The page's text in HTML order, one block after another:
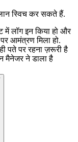
स्विच कर सकते हैं.
लॉग इन किया हो और
आमंत्रण मिला हो.
पते पर रहना ज़रूरी है
मैनेजर ने डाला है